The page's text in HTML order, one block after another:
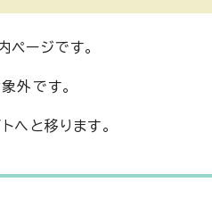
ージです。
外です。
へと移ります。